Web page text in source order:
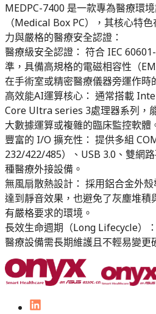
MEDPC-7400 是一款專為醫療環
（Medical Box PC），其核心特
力與嚴格的醫療安全認證：
醫療級安全認證： 符合 IEC
準，具備高規格的電磁相容性（
在手術室或精密醫療儀器旁運作時
高效能AI運算核心： 通常搭載
Core Ultra series 3處理器系列，
大數據運算或複雜的臨床監控軟體
豐富的 I/O 擴充性： 提供多組
232/422/485）、USB 3.0、雙網
種醫療外接設備。
無風扇散熱設計： 採用鋁合金外
達到靜音效果，也避免了灰塵堆
有嚴格要求的環境。
長效生命週期（Long Lifecycle）
醫療設備需長期維護且不輕易變更